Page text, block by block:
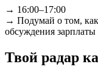
→ 16:00–17:00
→ Подумай о том,
обсуждения зарплаты
Твой радар